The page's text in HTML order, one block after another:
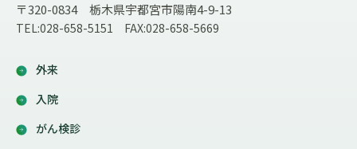
〒320-0834 栃木県宇都宮市陽南4-9-13
TEL:028-658-5151 FAX:028-658-5669
外来
入院
がん検診